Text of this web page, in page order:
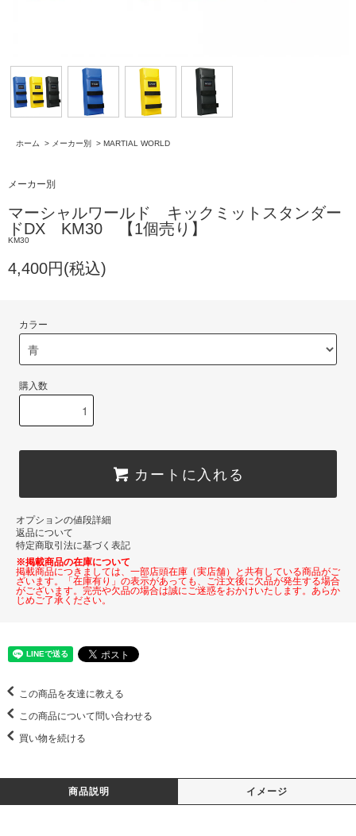
ホーム > メーカー別 > MARTIAL WORLD
メーカー別
マーシャルワールド キックミットスタンダー
ドDX KM30 【1個売り】
KM30
4,400円(税込)
カラー
購入数
カートに入れる
オプションの値段詳細
返品について
特定商取引法に基づく表記
※掲載商品の在庫について
掲載商品につきましては、一部店頭在庫（実店舗）と共有している商品がご
ざいます。「在庫有り」の表示があっても、ご注文後に欠品が発生する場合
がございます。完売や欠品の場合は誠にご迷惑をおかけいたします。あらか
じめご了承ください。
この商品を友達に教える
この商品について問い合わせる
買い物を続ける
商品説明 イメージ